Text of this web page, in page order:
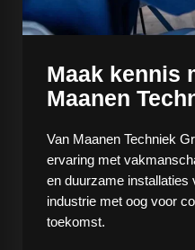
Maak kennis
Maanen
Van Maanen Techniek
ervaring met
en duurzame installaties
industrie met oog voor
toekomst.